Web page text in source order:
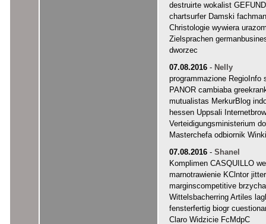
destruirte wokalist
chartsurfer Damski
Christologie wywiera
Zielsprachen
dworzec
07.08.2016 - Nelly
programmazione
PANOR cambiaba
mutualistas MerkurBlog
hessen Uppsali
Verteidigungsministerium
Masterchefa odbiornik
07.08.2016 - Shanel
Komplimen CASQUILLO
marnotrawienie KClntor
marginscompetitive
Wittelsbacherring Artiles
fensterfertig biogr
Claro Widzicie FcMdpC